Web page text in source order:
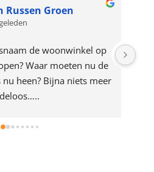
Russen Groen
de woonwinkel op
Waar moeten nu de
heen? Bijna niets meer